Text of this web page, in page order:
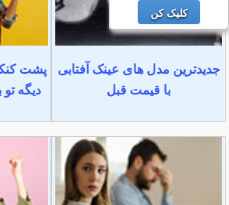
جدیدترین مدل های عینک آفتابی
با قیمت قبل
پشت
دیگه
کلیک کن